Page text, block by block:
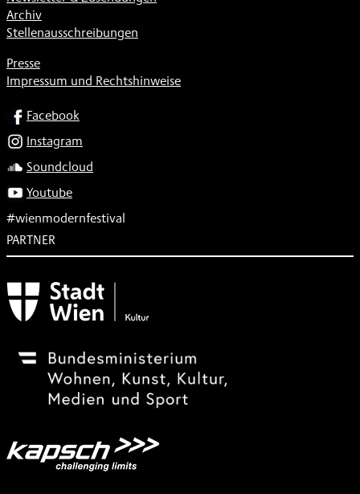
Archiv
Stellenausschreibungen
Presse
Impressum und Rechtshinweise
SOCIALFacebook
Instagram
Soundcloud
Youtube
#wienmodernfestival
PARTNER
Subventionsgeber